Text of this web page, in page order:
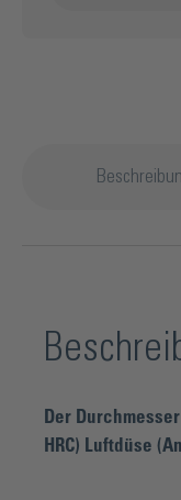
Der
HRC) Luftdüse